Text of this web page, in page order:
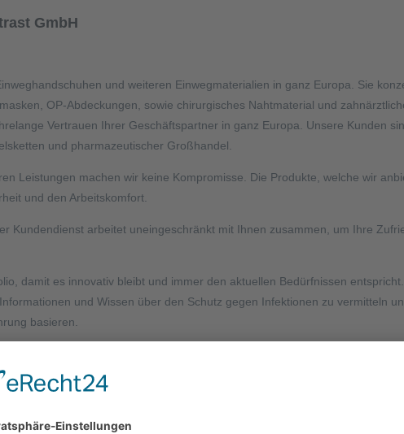
GmbH
und weiteren Einwegmaterialien in ganz Europa. Sie
OP-Abdeckungen, sowie chirurgisches Nahtmaterial und
Vertrauen Ihrer Geschäftspartner in ganz Europa. Unsere Kunden
und pharmazeutischer Großhandel.
Leistungen machen wir keine Kompromisse. Die Produkte, welche wir
und den Arbeitskomfort.
Kundendienst arbeitet uneingeschränkt mit Ihnen zusammen, um Ihre
damit es innovativ bleibt und immer den aktuellen Bedürfnissen
und Wissen über den Schutz gegen Infektionen zu vermitteln
basieren.
Produkte sind Dinge, die im Alltag unentbehrlich und außerordentlich
Kunden. Wir bieten solide, fachliche Informationen und inhaltliche
zur Unterstützung bereit.
Verunreinigungen und Infektionen vorzubeugen und dies